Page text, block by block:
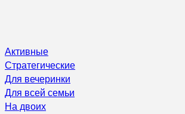
Активные
Стратегические
Для вечеринки
Для всей семьи
На двоих